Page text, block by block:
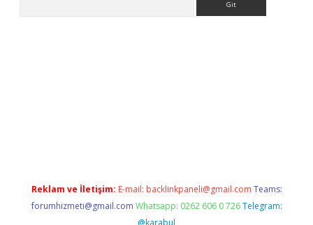
Reklam ve İletişim: E-mail: backlinkpaneli@gmail.com Teams:
forumhizmeti@gmail.com Whatsapp: 0262 606 0 726 Telegram:
@karabul